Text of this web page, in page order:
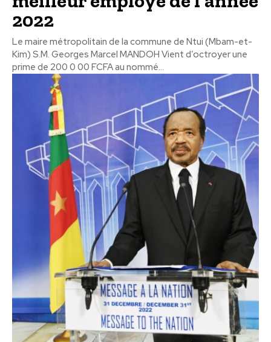
2022
Le maire métropolitain de la commune de Ntui (Mbam-et-
Kim) S.M. Georges Marcel MANDOH Vient d’octroyer une
prime de 200 0 00 FCFA au nommé...